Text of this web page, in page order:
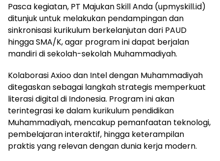
Pasca kegiatan, PT Majukan Skill Anda (upmyskill.id)
ditunjuk untuk melakukan pendampingan dan
sinkronisasi kurikulum berkelanjutan dari PAUD
hingga SMA/K, agar program ini dapat berjalan
mandiri di sekolah-sekolah Muhammadiyah.
Kolaborasi Axioo dan Intel dengan Muhammadiyah
ditegaskan sebagai langkah strategis memperkuat
literasi digital di Indonesia. Program ini akan
terintegrasi ke dalam kurikulum pendidikan
Muhammadiyah, mencakup pemanfaatan teknologi,
pembelajaran interaktif, hingga keterampilan
praktis yang relevan dengan dunia kerja modern.